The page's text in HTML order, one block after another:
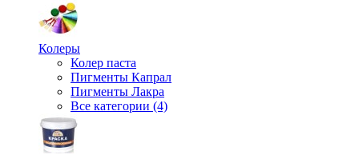
Колеры
Колер паста
Пигменты Капрал
Пигменты Лакра
Все категории (4)